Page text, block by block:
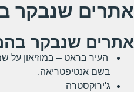
אתרים שנבקר
אתרים שנבקר
העיר בראט – במוזיאון על
בשם אנטיפטריאה.
ג'ירוקסטרה